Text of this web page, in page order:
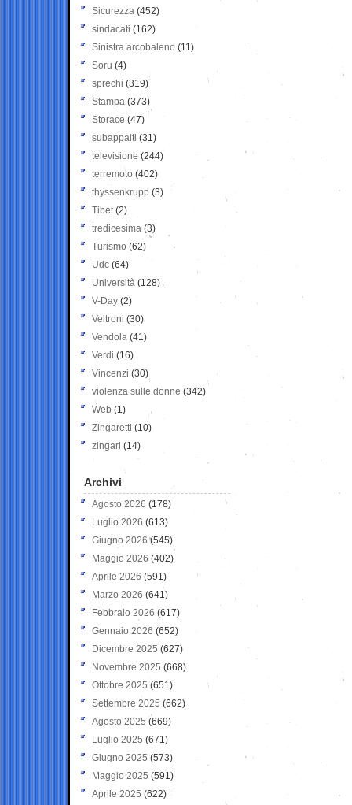
Sicurezza (452)
sindacati (162)
Sinistra arcobaleno (11)
Soru (4)
sprechi (319)
Stampa (373)
Storace (47)
subappalti (31)
televisione(244)
terremoto (402)
thyssenkrupp (3)
Tibet(2)
tredicesima (3)
Turismo (62)
Udc (64)
Università (128)
V-Day (2)
Veltroni (30)
Vendola (41)
Verdi (16)
Vincenzi (30)
violenza sulle donne (342)
Web (1)
Zingaretti (10)
zingari (14)
Archivi
Agosto 2026 (178)
Luglio 2026 (613)
Giugno 2026 (545)
Maggio 2026 (402)
Aprile 2026 (591)
Marzo 2026 (641)
Febbraio 2026 (617)
Gennaio 2026 (652)
Dicembre 2025 (627)
Novembre 2025 (668)
Ottobre 2025 (651)
Settembre 2025 (662)
Agosto 2025 (669)
Luglio 2025 (671)
Giugno 2025 (573)
Maggio 2025 (591)
Aprile 2025 (622)